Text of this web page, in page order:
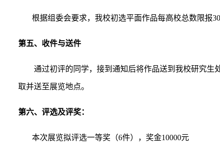
根据组委会要求，我校初选平面作品每高校总数限报30
第五、收件与送件
通过初评的同学，接到通知后将作品送到我校研究生
取并送至展览地点。
第六、评选及评奖：
本次展览拟评选一等奖（6件），奖金10000元